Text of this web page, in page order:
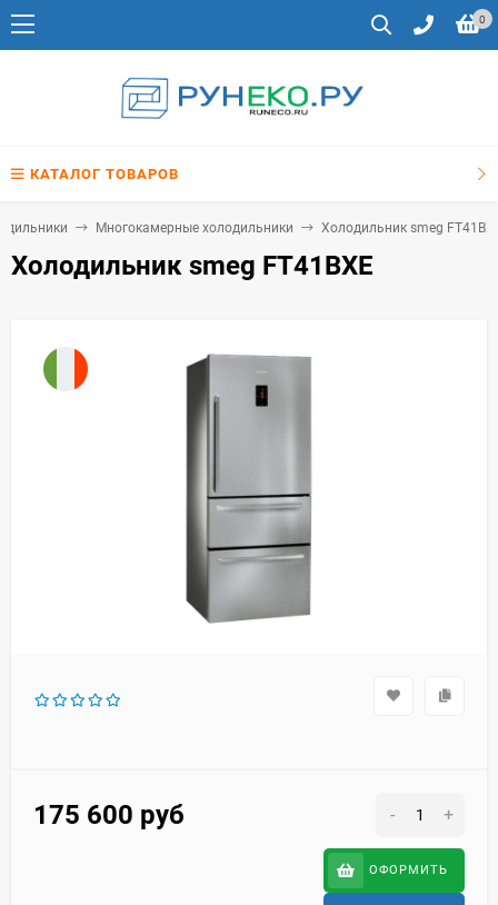
0
КАТАЛОГ ТОВАРОВ
Многокамерные холодильники Холодильник smeg
Холодильник smeg FT41BXE
175 600 руб - +
ОФОРМИТЬ